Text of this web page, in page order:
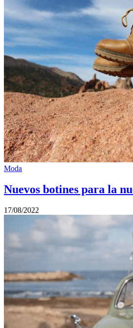
Moda
Nuevos botines para la
17/08/2022